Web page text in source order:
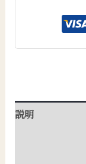
説明